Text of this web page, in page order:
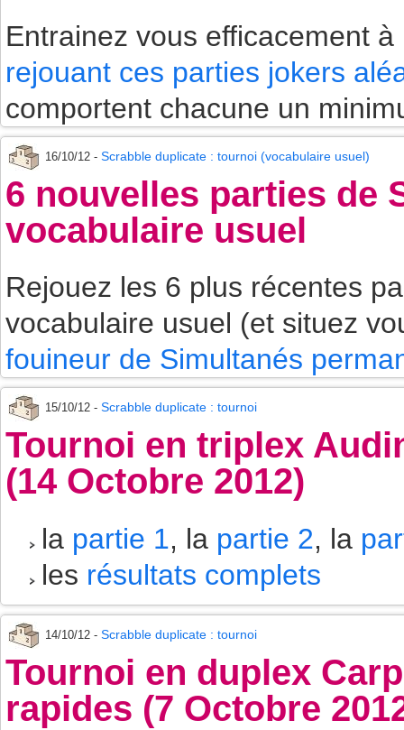
Entrainez vous efficacement
rejouant ces parties jokers
comportent chacune un
16/10/12 - Scrabble duplicate : tournoi (vocabulaire usuel)
6 nouvelles parties de
vocabulaire usuel
Rejouez les 6 plus récentes
vocabulaire usuel (et situez
fouineur de Simultanés
15/10/12 - Scrabble duplicate : tournoi
Tournoi en triplex
(14 Octobre 2012)
la partie 1, la partie 2, la
les résultats complets
14/10/12 - Scrabble duplicate : tournoi
Tournoi en duplex
rapides (7 Octobre